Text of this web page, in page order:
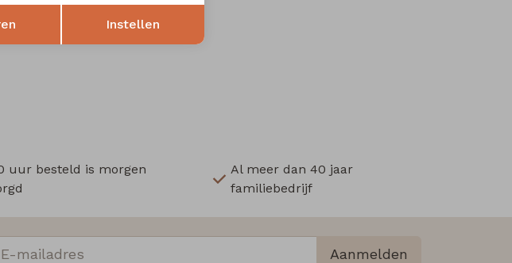
uur besteld is morgen
Al meer dan 40 jaar
familiebedrijf
Aanmelden
Opslaan
Instellen